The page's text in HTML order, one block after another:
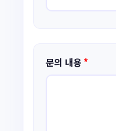
문의 내용*